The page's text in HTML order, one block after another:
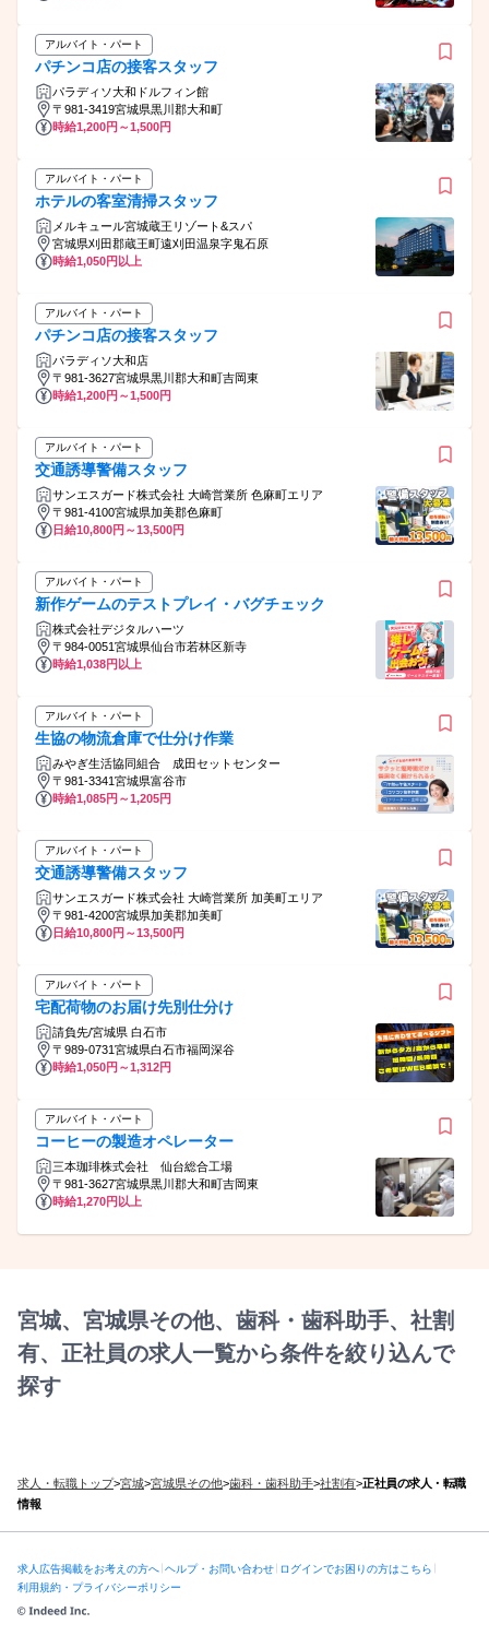
アルバイト・パート
パチンコ店の接客スタッフ
パラディソ大和ドルフィン館
〒981-3419宮城県黒川郡大和町
時給1,200円～1,500円
アルバイト・パート
ホテルの客室清掃スタッフ
メルキュール宮城蔵王リゾート&スパ
宮城県刈田郡蔵王町遠刈田温泉字鬼石原
時給1,050円以上
アルバイト・パート
パチンコ店の接客スタッフ
パラディソ大和店
〒981-3627宮城県黒川郡大和町吉岡東
時給1,200円～1,500円
アルバイト・パート
交通誘導警備スタッフ
サンエスガード株式会社 大崎営業所 色麻町エリア
〒981-4100宮城県加美郡色麻町
日給10,800円～13,500円
アルバイト・パート
新作ゲームのテストプレイ・バグチェック
株式会社デジタルハーツ
〒984-0051宮城県仙台市若林区新寺
時給1,038円以上
アルバイト・パート
生協の物流倉庫で仕分け作業
みやぎ生活協同組合 成田セットセンター
〒981-3341宮城県富谷市
時給1,085円～1,205円
アルバイト・パート
交通誘導警備スタッフ
サンエスガード株式会社 大崎営業所 加美町エリア
〒981-4200宮城県加美郡加美町
日給10,800円～13,500円
アルバイト・パート
宅配荷物のお届け先別仕分け
請負先/宮城県 白石市
〒989-0731宮城県白石市福岡深谷
時給1,050円～1,312円
アルバイト・パート
コーヒーの製造オペレーター
三本珈琲株式会社 仙台総合工場
〒981-3627宮城県黒川郡大和町吉岡東
時給1,270円以上
宮城、宮城県その他、歯科・歯科助手、社割
有、正社員の求人一覧から条件を絞り込んで
探す
求人・転職トップ>宮城>宮城県その他>歯科・歯科助手>社割有>正社員の求人・転職
情報
求人広告掲載をお考えの方へ ヘルプ・お問い合わせ ログインでお困りの方はこちら
利用規約・プライバシーポリシー